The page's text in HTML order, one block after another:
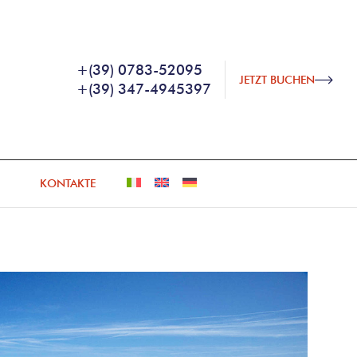
+(39) 0783-52095
+(39) 347-4945397
JETZT BUCHEN
KONTAKTE